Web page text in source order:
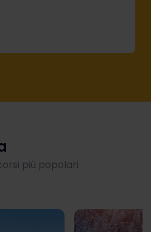
più popolari